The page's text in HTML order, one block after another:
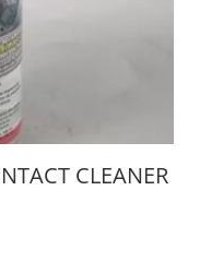
CLEANER